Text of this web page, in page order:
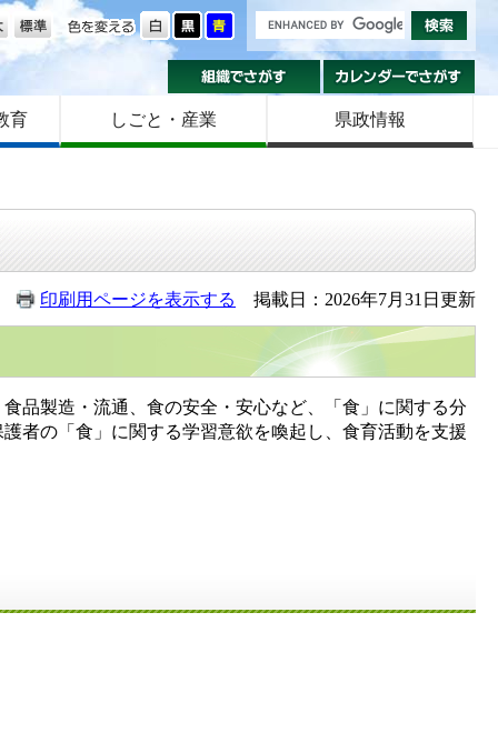
色を変える
大きさ
組織でさがす
育 しごと・産業 県政情報
印刷用ページを表示する 掲載日：2026年7月31日更新
製造・流通、食の安全・安心など、「食」に関する分
者の「食」に関する学習意欲を喚起し、食育活動を支援